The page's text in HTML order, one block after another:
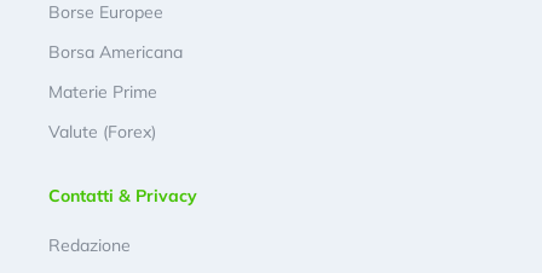
Borse Europee
Borsa Americana
Materie Prime
Valute (Forex)
Contatti & Privacy
Redazione